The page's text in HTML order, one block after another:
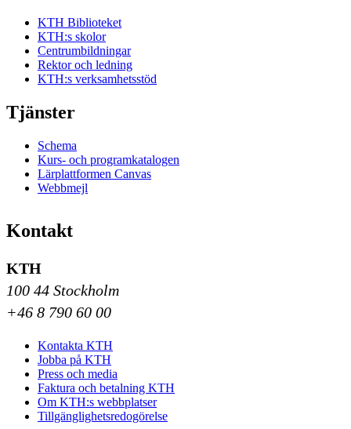
KTH Biblioteket
KTH:s skolor
Centrumbildningar
Rektor och ledning
KTH:s verksamhetsstöd
Tjänster
Schema
Kurs- och programkatalogen
Lärplattformen Canvas
Webbmejl
Kontakt
KTH
100 44 Stockholm
+46 8 790 60 00
Kontakta KTH
Jobba på KTH
Press och media
Faktura och betalning KTH
Om KTH:s webbplatser
Tillgänglighetsredogörelse